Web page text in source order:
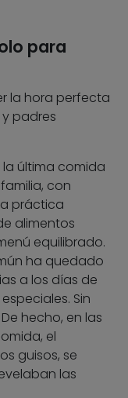
para
la hora perfecta
padres
la última comida
con
práctica
alimentos
equilibrado.
ha quedado
a los días de
Sin
hecho, en las
el
guisos, se
las